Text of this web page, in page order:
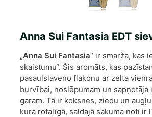
Anna Sui Fantasia EDT
„Anna Sui Fantasia“ ir smarža, kas
skaistumu“. Šis aromāts, kas
pasaulslaveno flakonu ar zelta
burvībai, noslēpumam un sapņotāja
garam. Tā ir koksnes, ziedu un
kurā rotaļīgā, saldajā sākuma notī ir